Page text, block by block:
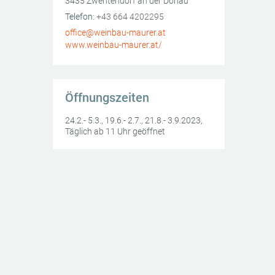
AT
Telefon: +43 664 4202295
office@weinbau-maurer.at
www.weinbau-maurer.at/
Öffnungszeiten
24.2.- 5.3., 19.6.- 2.7., 21.8.- 3.9.2023,
Täglich ab 11 Uhr geöffnet